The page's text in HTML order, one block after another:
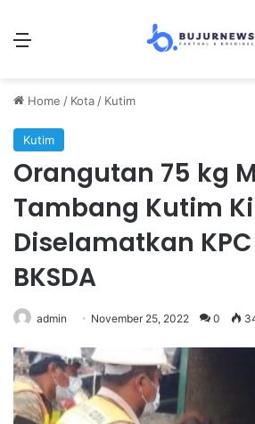
Home / Kota / Kutim
Kutim
Orangutan 75 kg
Tambang Kutim
Diselamatkan
BKSDA
admin November 25, 2022 0